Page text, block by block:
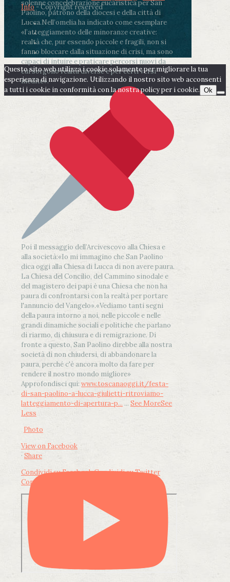
solenne concelebrazione eucaristica per San
Paolino, patrono della diocesi e della città di
Lucca.Nell’omelia ha indicato come esemplare
«l’atteggiamento delle minoranze creative:
realtà che, pur essendo piccole e fragili, non si
fanno bloccare dalla situazione di crisi, ma sono
capaci di intuire e praticare percorsi nuovi da
cui sorgono realtà diverse e per certi versi
inedite».
Poi il messaggio dell’Arcivescovo alla Chiesa e
alla società:«Io mi immagino che San Paolino
dica oggi alla Chiesa di Lucca di non avere paura.
La Chiesa del Concilio, del Cammino sinodale e
del magistero dei papi è una Chiesa che non ha
paura di confrontarsi con la realtà per portare
l'annuncio del Vangelo».«Vediamo tanti segni
della paura intorno a noi, nelle piccole e nelle
grandi dinamiche sociali e politiche che parlano
di riarmo, di chiusura e di remigrazione. Di
fronte a questo, San Paolino direbbe alla nostra
società di non chiudersi, di abbandonare la
paura, perché c'è ancora molto da fare per
rendere il nostro mondo migliore»
Approfondisci qui: www.toscanaoggi.it/festa-
di-san-paolino-a-lucca-giulietti-ritroviamo-
latteggiamento-di-apertura-p... ... See MoreSee
Less
Photo
View on Facebook
· Share
Condividi su FacebookCondividi su Twitter
Condividi su LinkedIn
Info- Copyright reserved
Questo sito web utilizza i cookie solamente per migliorare la tua
esperienza di navigazione. Utilizzando il nostro sito web acconsenti
a tutti i cookie in conformità con la nostra policy per i cookie. Ok